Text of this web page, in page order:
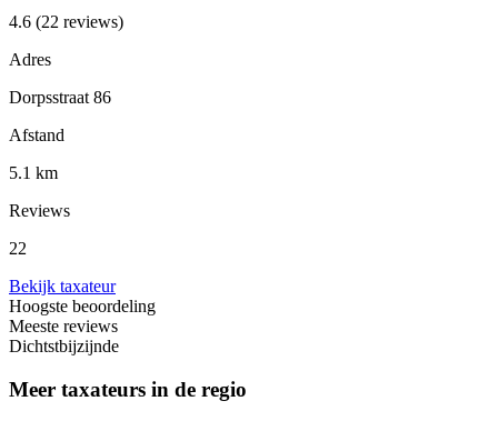
4.6 (22 reviews)
Adres
Dorpsstraat 86
Afstand
5.1 km
Reviews
22
Bekijk taxateur
Hoogste beoordeling
Meeste reviews
Dichtstbijzijnde
Meer taxateurs in de regio